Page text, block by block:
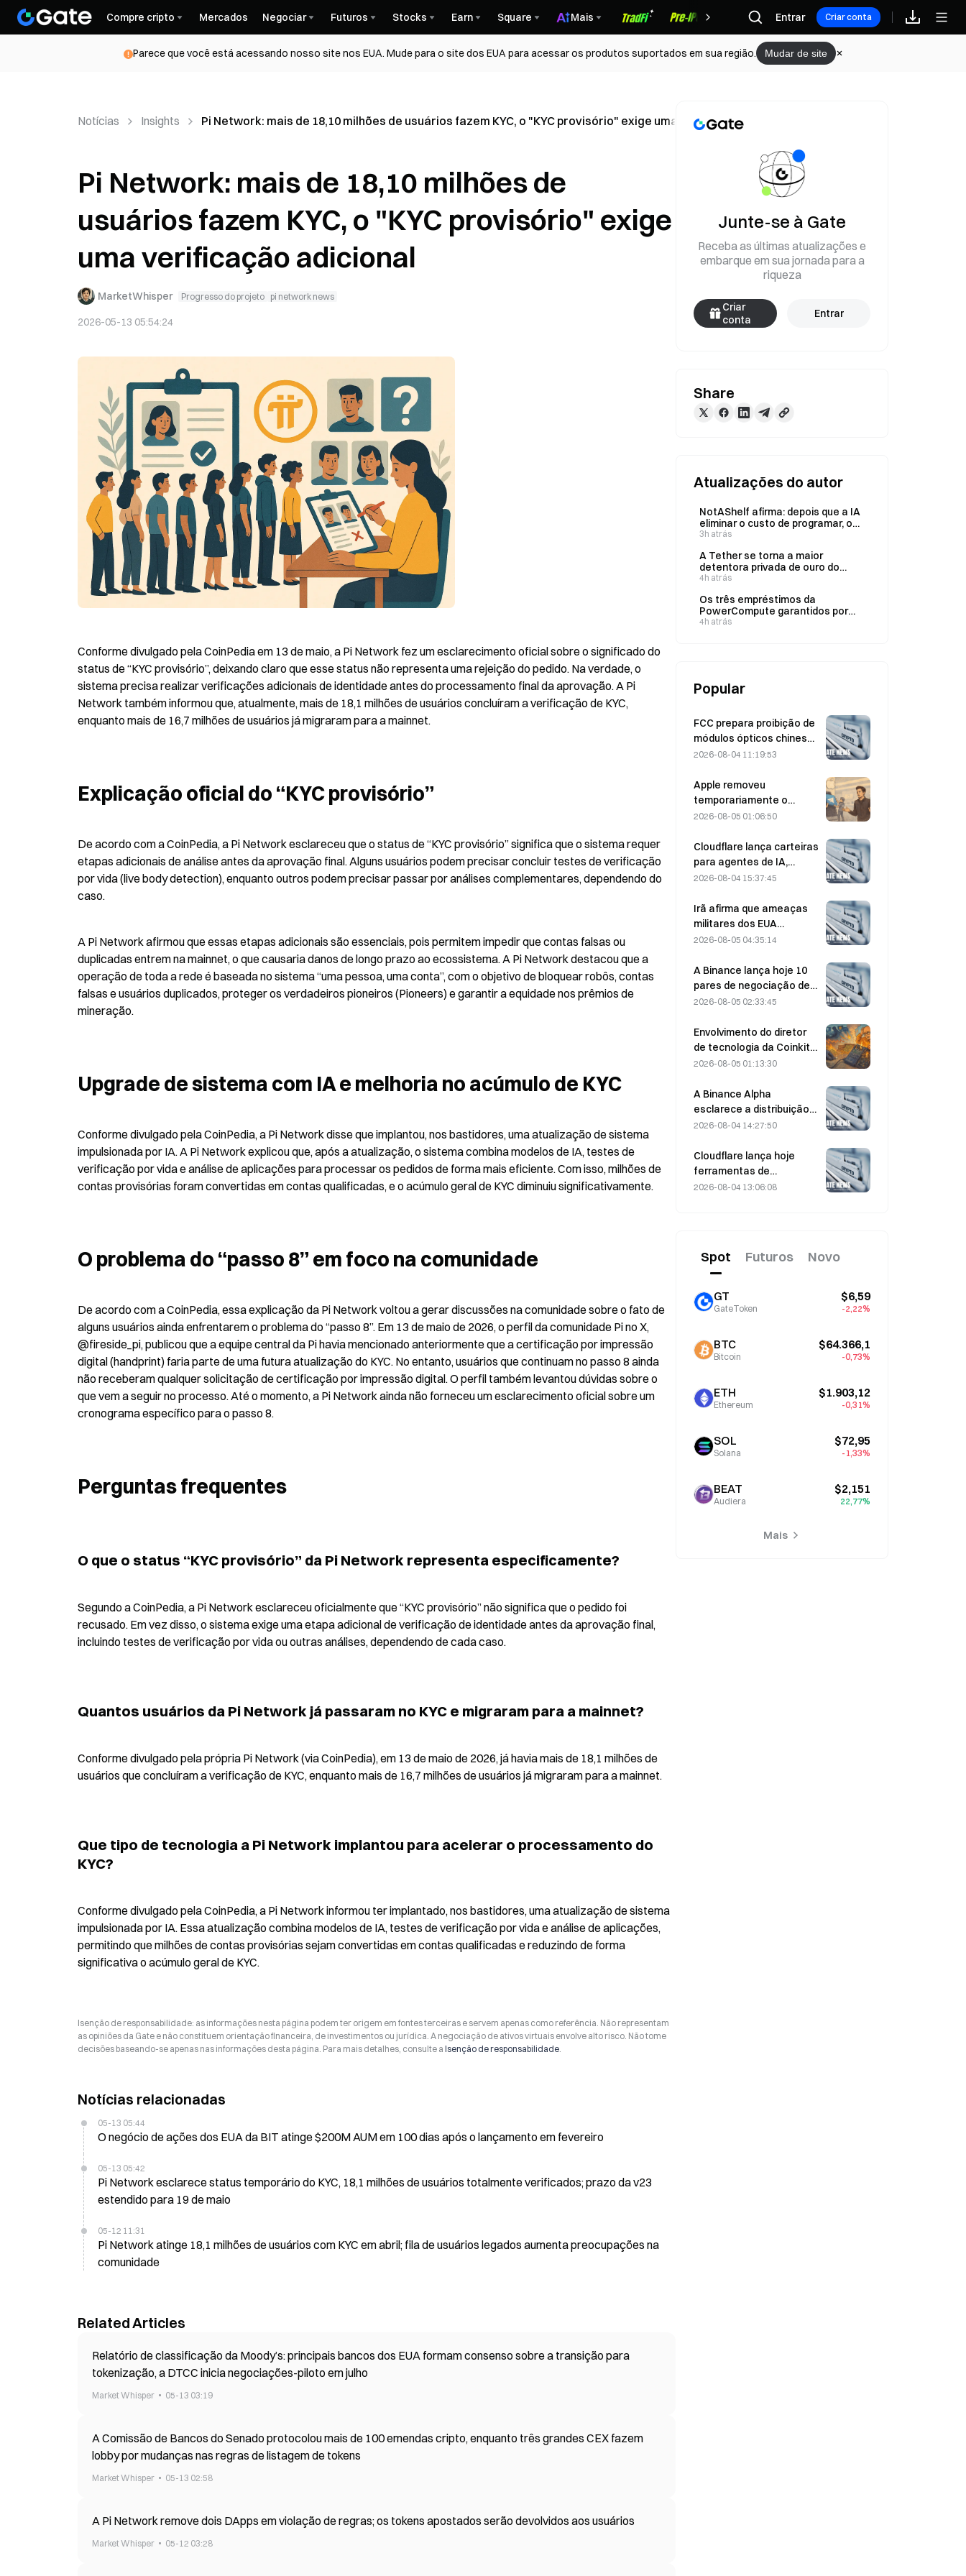
Compre cripto Mercados Negociar Futuros Stocks Earn Square Mais Recompensas
Entrar Criar conta
Parece que você está acessando nosso site nos EUA. Mude para o site dos EUA para acessar os produtos suportados em sua região. Mudar de site
Notícias Insights Pi Network: mais de 18,10 milhões de usuários fazem KYC, o "KYC provisório" exige uma verificação adicional
Pi Network: mais de 18,10 milhões de
usuários fazem KYC, o "KYC provisório" exige
uma verificação adicional
MarketWhisper Progresso do projeto pi network news
2026-05-13 05:54:24
Conforme divulgado pela CoinPedia em 13 de maio, a Pi Network fez um esclarecimento oficial sobre o significado do
status de “KYC provisório”, deixando claro que esse status não representa uma rejeição do pedido. Na verdade, o
sistema precisa realizar verificações adicionais de identidade antes do processamento final da aprovação. A Pi
Network também informou que, atualmente, mais de 18,1 milhões de usuários concluíram a verificação de KYC,
enquanto mais de 16,7 milhões de usuários já migraram para a mainnet.
Explicação oficial do “KYC provisório”
De acordo com a CoinPedia, a Pi Network esclareceu que o status de “KYC provisório” significa que o sistema requer
etapas adicionais de análise antes da aprovação final. Alguns usuários podem precisar concluir testes de verificação
por vida (live body detection), enquanto outros podem precisar passar por análises complementares, dependendo do
caso.
A Pi Network afirmou que essas etapas adicionais são essenciais, pois permitem impedir que contas falsas ou
duplicadas entrem na mainnet, o que causaria danos de longo prazo ao ecossistema. A Pi Network destacou que a
operação de toda a rede é baseada no sistema “uma pessoa, uma conta”, com o objetivo de bloquear robôs, contas
falsas e usuários duplicados, proteger os verdadeiros pioneiros (Pioneers) e garantir a equidade nos prêmios de
mineração.
Upgrade de sistema com IA e melhoria no acúmulo de KYC
Conforme divulgado pela CoinPedia, a Pi Network disse que implantou, nos bastidores, uma atualização de sistema
impulsionada por IA. A Pi Network explicou que, após a atualização, o sistema combina modelos de IA, testes de
verificação por vida e análise de aplicações para processar os pedidos de forma mais eficiente. Com isso, milhões de
contas provisórias foram convertidas em contas qualificadas, e o acúmulo geral de KYC diminuiu significativamente.
O problema do “passo 8” em foco na comunidade
De acordo com a CoinPedia, essa explicação da Pi Network voltou a gerar discussões na comunidade sobre o fato de
alguns usuários ainda enfrentarem o problema do “passo 8”. Em 13 de maio de 2026, o perfil da comunidade Pi no X,
@fireside_pi, publicou que a equipe central da Pi havia mencionado anteriormente que a certificação por impressão
digital (handprint) faria parte de uma futura atualização do KYC. No entanto, usuários que continuam no passo 8 ainda
não receberam qualquer solicitação de certificação por impressão digital. O perfil também levantou dúvidas sobre o
que vem a seguir no processo. Até o momento, a Pi Network ainda não forneceu um esclarecimento oficial sobre um
cronograma específico para o passo 8.
Perguntas frequentes
O que o status “KYC provisório” da Pi Network representa especificamente?
Segundo a CoinPedia, a Pi Network esclareceu oficialmente que “KYC provisório” não significa que o pedido foi
recusado. Em vez disso, o sistema exige uma etapa adicional de verificação de identidade antes da aprovação final,
incluindo testes de verificação por vida ou outras análises, dependendo de cada caso.
Quantos usuários da Pi Network já passaram no KYC e migraram para a mainnet?
Conforme divulgado pela própria Pi Network (via CoinPedia), em 13 de maio de 2026, já havia mais de 18,1 milhões de
usuários que concluíram a verificação de KYC, enquanto mais de 16,7 milhões de usuários já migraram para a mainnet.
Que tipo de tecnologia a Pi Network implantou para acelerar o processamento do
KYC?
Conforme divulgado pela CoinPedia, a Pi Network informou ter implantado, nos bastidores, uma atualização de sistema
impulsionada por IA. Essa atualização combina modelos de IA, testes de verificação por vida e análise de aplicações,
permitindo que milhões de contas provisórias sejam convertidas em contas qualificadas e reduzindo de forma
significativa o acúmulo geral de KYC.
Isenção de responsabilidade: as informações nesta página podem ter origem em fontes terceiras e servem apenas como referência. Não representam
as opiniões da Gate e não constituem orientação financeira, de investimentos ou jurídica. A negociação de ativos virtuais envolve alto risco. Não tome
decisões baseando-se apenas nas informações desta página. Para mais detalhes, consulte a Isenção de responsabilidade.
Notícias relacionadas
05-13 05:44
O negócio de ações dos EUA da BIT atinge $200M AUM em 100 dias após o lançamento em fevereiro
05-13 05:42
Pi Network esclarece status temporário do KYC, 18,1 milhões de usuários totalmente verificados; prazo da v23
estendido para 19 de maio
05-12 11:31
Pi Network atinge 18,1 milhões de usuários com KYC em abril; fila de usuários legados aumenta preocupações na
comunidade
Related Articles
Relatório de classificação da Moody’s: principais bancos dos EUA formam consenso sobre a transição para
tokenização, a DTCC inicia negociações-piloto em julho
Market Whisper 05-13 03:19
A Comissão de Bancos do Senado protocolou mais de 100 emendas cripto, enquanto três grandes CEX fazem
lobby por mudanças nas regras de listagem de tokens
Market Whisper 05-13 02:58
A Pi Network remove dois DApps em violação de regras; os tokens apostados serão devolvidos aos usuários
Market Whisper 05-12 03:28
Junte-se à Gate
Receba as últimas atualizações e
embarque em sua jornada para a
riqueza
Criar
conta
Entrar
Share
Atualizações do autor
NotAShelf afirma: depois que a IA
eliminar o custo de programar, o
único recurso escasso será o
3h atrás
A Tether se torna a maior
detentora privada de ouro do
mundo, com o total no segundo
toneladas
4h atrás
Os três empréstimos da
PowerCompute garantidos por
ações foram consolidados em um
4h atrás
Popular
FCC prepara proibição de
módulos ópticos chineses
para data centers;
da Xinyuan sofre impacto
de 27%
2026-08-04 11:19:53
Apple removeu
temporariamente o
Telegram por causa de
dizendo ter sido alvo de
um “ataque de
segurança”.
2026-08-05 01:06:50
Cloudflare lança carteiras
para agentes de IA,
permitindo pagamentos
de agosto
2026-08-04 15:37:45
Irã afirma que ameaças
militares dos EUA
atrasam acordo com Omã
em 5 de agosto
2026-08-05 04:35:14
A Binance lança hoje 10
pares de negociação de
bStocks às 20:00 (UTC+8),
para makers.
2026-08-05 02:33:45
Envolvimento do diretor
de tecnologia da Coinkite
em incidente envolvendo
Coldcard desencadeia
quatro ondas de ataques,
com perdas de US$ 114
2026-08-05 01:13:30
A Binance Alpha
esclarece a distribuição
de recompensas da
enviadas
automaticamente aos
detentores de carteiras,
2026-08-04 14:27:50
Cloudflare lança hoje
ferramentas de
identidade e carteiras
2026-08-04 13:06:08
Spot Futuros Novo
GT
GateToken
$6,59
-2,22%
BTC
Bitcoin
$64.366,1
-0,73%
ETH
Ethereum
$1.903,12
-0,31%
SOL
Solana
$72,95
-1,33%
BEAT
Audiera
$2,151
22,77%
Mais